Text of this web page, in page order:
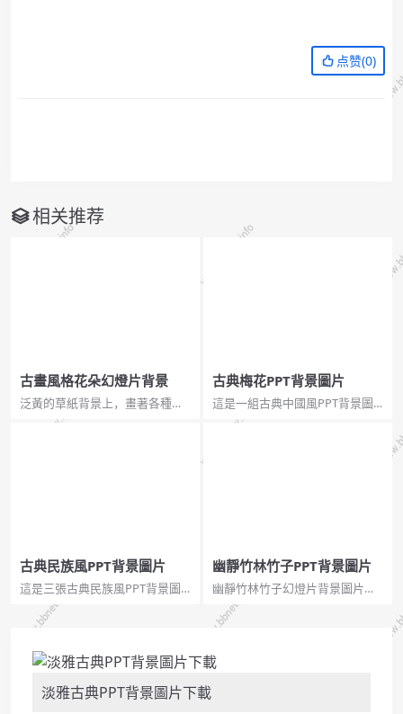
点赞(0)
相关推荐
古畫風格花朵幻燈片背景
泛黃的草紙背景上，畫著各種古
典淡雅的花朵，好像一幅經過時
古典梅花PPT背景圖片
這是一組古典中國風PPT背景圖
片，白色背景，粉色梅花，顯得
古典民族風PPT背景圖片
這是三張古典民族風PPT背景圖
片，適合用於製作新年PPT、傳
統節日PPT等...
幽靜竹林竹子PPT背景圖片
幽靜竹林竹子幻燈片背景圖片，
給人清幽恬靜的感覺，JPG格式，
1280×800分辨率。...
淡雅古典PPT背景圖片下載